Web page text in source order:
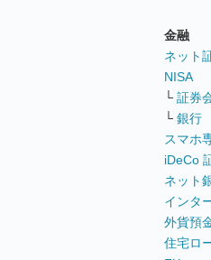
金融
ネット
NISA
└ 証券
└ 銀行
スマホ
iDeCo
ネット
インタ
外貨預
住宅ロ